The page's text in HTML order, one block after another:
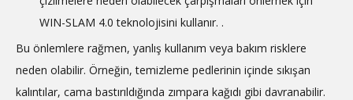
WIN-SLAM 4.0 teknolojisini kullanır. .
Bu önlemlere rağmen, yanlış kullanım veya bakım risklere
neden olabilir. Örneğin, temizleme pedlerinin içinde sıkışan
kalıntılar, cama bastırıldığında zımpara kağıdı gibi davranabilir.